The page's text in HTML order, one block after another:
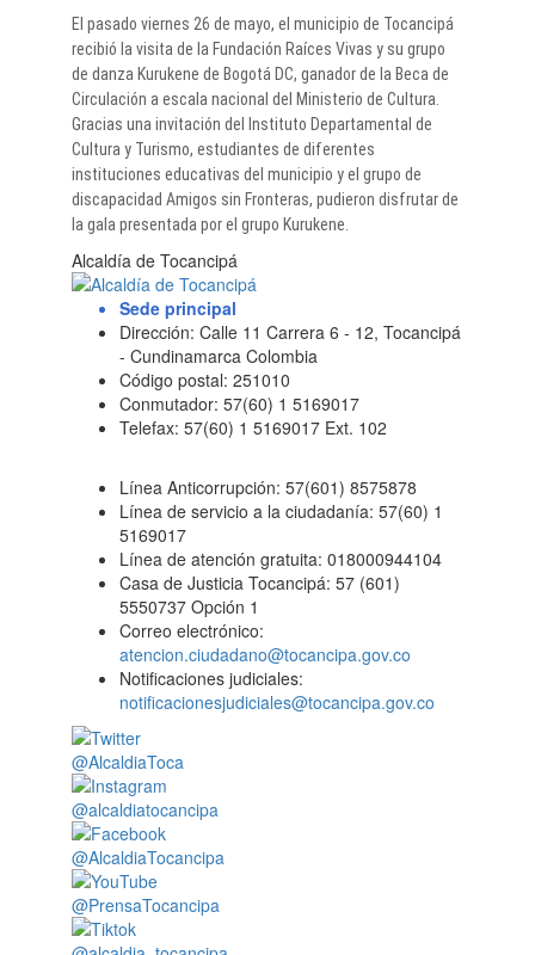
El pasado viernes 26 de mayo, el municipio de Tocancipá
recibió la visita de la Fundación Raíces Vivas y su grupo
de danza Kurukene de Bogotá DC, ganador de la Beca de
Circulación a escala nacional del Ministerio de Cultura.
Gracias una invitación del Instituto Departamental de
Cultura y Turismo, estudiantes de diferentes
instituciones educativas del municipio y el grupo de
discapacidad Amigos sin Fronteras, pudieron disfrutar de
la gala presentada por el grupo Kurukene.
Alcaldía de Tocancipá
Sede principal
Dirección: Calle 11 Carrera 6 - 12, Tocancipá
- Cundinamarca Colombia
Código postal: 251010
Conmutador: 57(60) 1 5169017
Telefax: 57(60) 1 5169017 Ext. 102
Línea Anticorrupción: 57(601) 8575878
Línea de servicio a la ciudadanía: 57(60) 1
5169017
Línea de atención gratuita: 018000944104
Casa de Justicia Tocancipá: 57 (601)
5550737 Opción 1
Correo electrónico:
atencion.ciudadano@tocancipa.gov.co
Notificaciones judiciales:
notificacionesjudiciales@tocancipa.gov.co
@AlcaldiaToca
@alcaldiatocancipa
@AlcaldiaTocancipa
@PrensaTocancipa